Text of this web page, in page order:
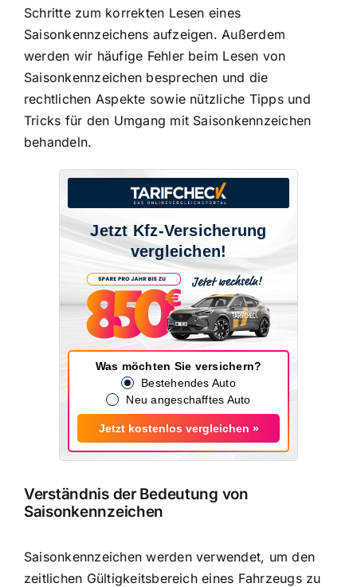
Schritte zum korrekten Lesen eines
Saisonkennzeichens aufzeigen. Außerdem
werden wir häufige Fehler beim Lesen von
Saisonkennzeichen besprechen und die
rechtlichen Aspekte sowie nützliche Tipps und
Tricks für den Umgang mit Saisonkennzeichen
behandeln.
Jetzt Kfz-Versicherung
vergleichen!
Was möchten Sie versichern?
Bestehendes Auto
Neu angeschafftes Auto
Jetzt kostenlos vergleichen »
Verständnis der Bedeutung von
Saisonkennzeichen
Saisonkennzeichen werden verwendet, um den
zeitlichen Gültigkeitsbereich eines Fahrzeugszu